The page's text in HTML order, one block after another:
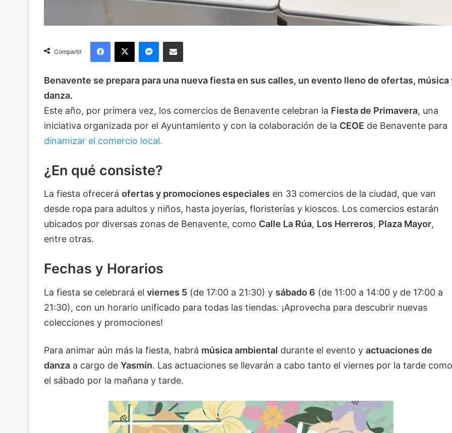
Compartir
Facebook
X Messenger
Compartir via Email
Benavente se prepara para una nueva fiesta en sus calles, un evento lleno de ofertas, música
danza.
Este año, por primera vez, los comercios de Benavente celebran la Fiesta de Primavera, una
iniciativa organizada por el Ayuntamiento y con la colaboración de la CEOE de Benavente para
dinamizar el comercio local.
¿En qué consiste?
La fiesta ofrecerá ofertas y promociones especiales en 33 comercios de la ciudad, que van
desde ropa para adultos y niños, hasta joyerías, floristerías y kioscos. Los comercios estarán
ubicados por diversas zonas de Benavente, como Calle La Rúa, Los Herreros, Plaza Mayor,
entre otras.
Fechas y Horarios
La fiesta se celebrará el viernes 5 (de 17:00 a 21:30) y sábado 6 (de 11:00 a 14:00 y de 17:00 a
21:30), con un horario unificado para todas las tiendas. ¡Aprovecha para descubrir nuevas
colecciones y promociones!
Para animar aún más la fiesta, habrá música ambiental durante el evento y actuaciones de
danza a cargo de Yasmín. Las actuaciones se llevarán a cabo tanto el viernes por la tarde como
el sábado por la mañana y tarde.